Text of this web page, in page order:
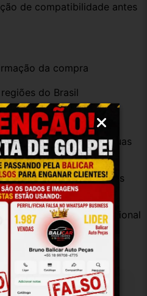
de compatibilidade antes
da compra
do Brasil
com seu veículo. Tire suas
exatamente igual à das
instalação por profissional